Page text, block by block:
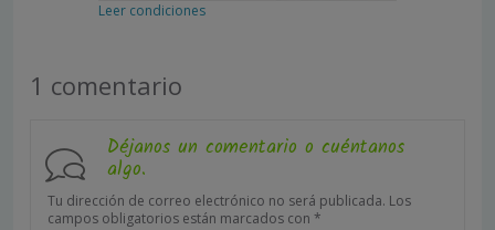
Leer condiciones
1 comentario
Déjanos un comentario o cuéntanos
algo.
Tu dirección de correo electrónico no será publicada. Los
campos obligatorios están marcados con *